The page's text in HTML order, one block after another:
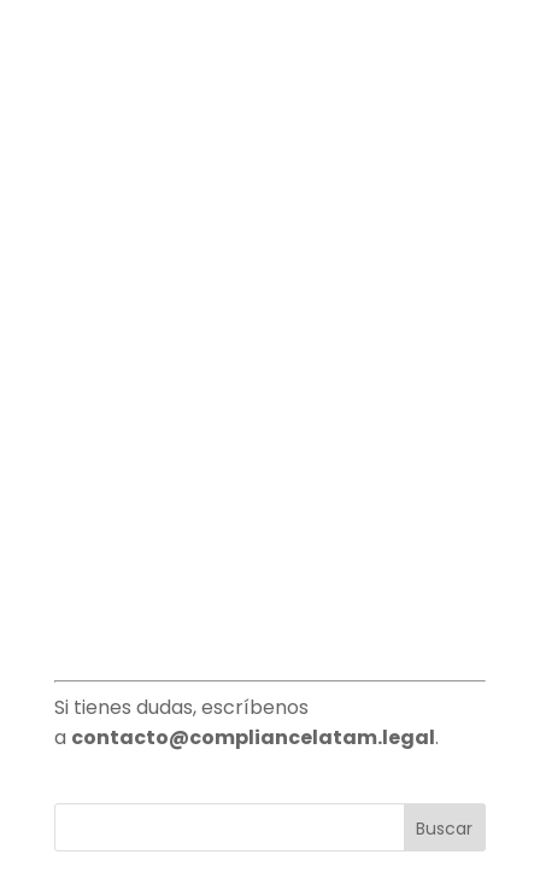
Si tienes dudas, escríbenos
a contacto@compliancelatam.legal.
Buscar